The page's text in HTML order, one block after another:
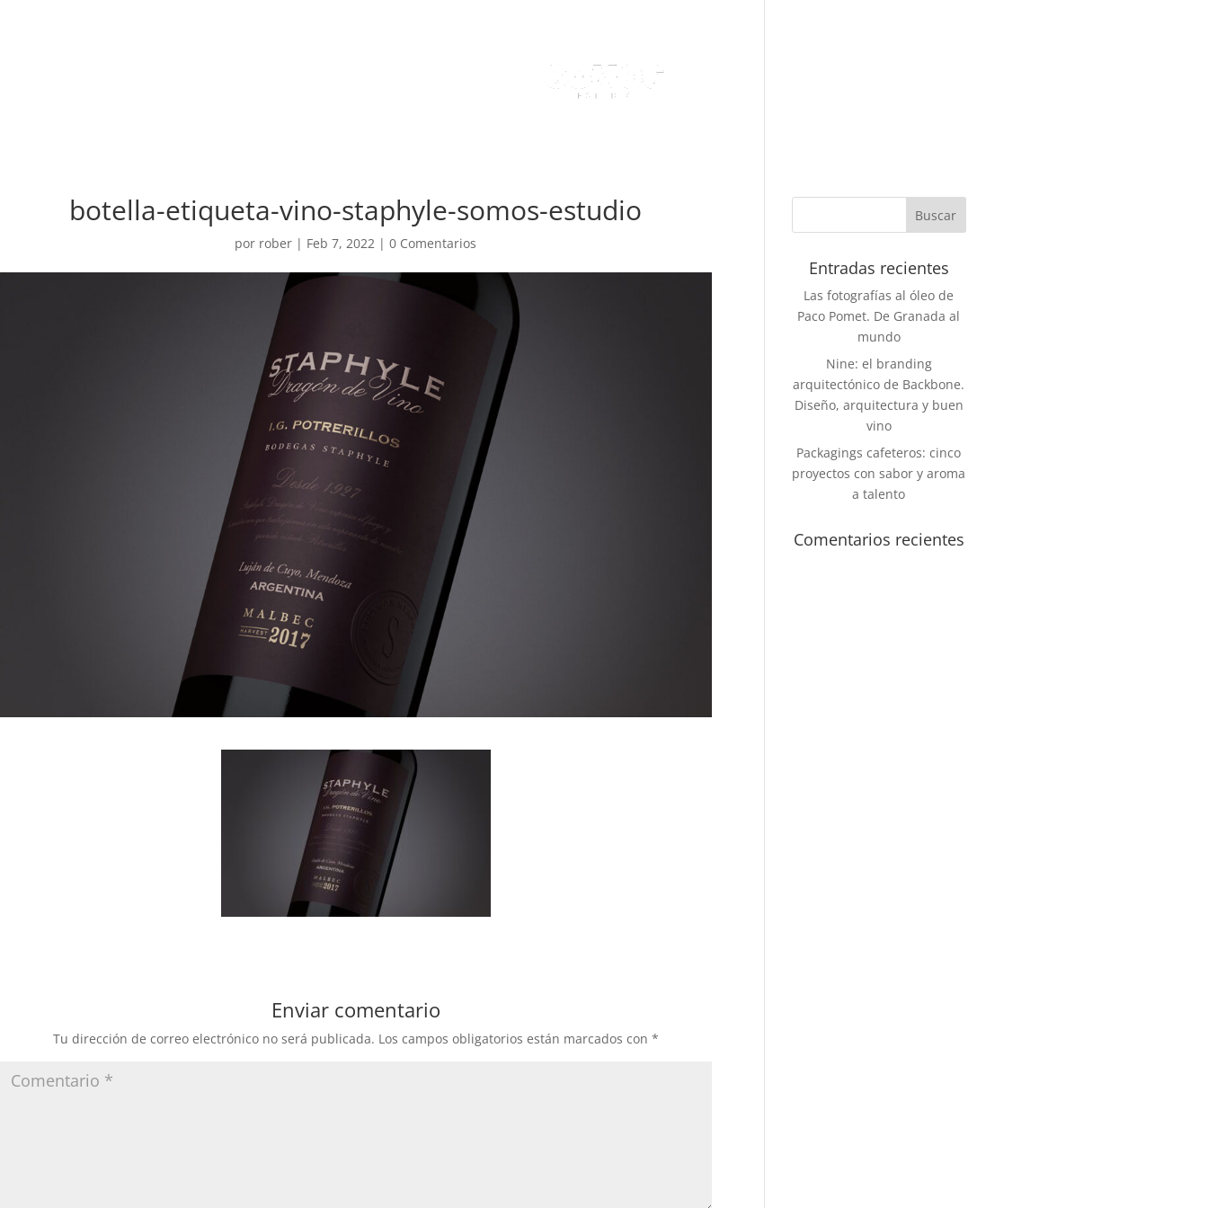
botella-etiqueta-vino-staphyle-somos-estudio
por rober | Feb 7, 2022 |0 Comentarios
Enviar comentario
Tu dirección de correo electrónico no será publicada. Los campos obligatorios están marcados con *
Entradas recientes
Las fotografías al óleo de
Paco Pomet. De Granada al
mundo
Nine: el branding
arquitectónico de Backbone.
Diseño, arquitectura y buen
vino
Packagings cafeteros: cinco
proyectos con sabor y aroma
a talento
Comentarios recientes